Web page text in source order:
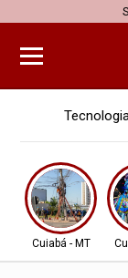
Cuiabá - MT